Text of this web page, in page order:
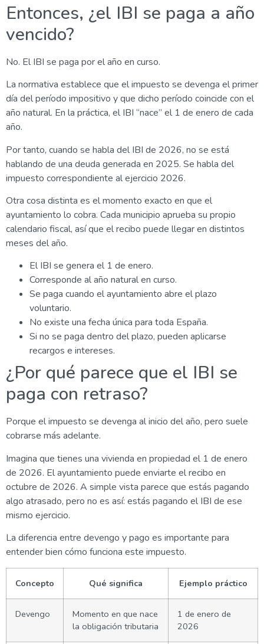
Entonces, ¿el IBI se paga a año
vencido?
No. El IBI se paga por el año en curso.
La normativa establece que el impuesto se devenga el primer
día del período impositivo y que dicho período coincide con el
año natural. En la práctica, el IBI “nace” el 1 de enero de cada
año.
Por tanto, cuando se habla del IBI de 2026, no se está
hablando de una deuda generada en 2025. Se habla del
impuesto correspondiente al ejercicio 2026.
Otra cosa distinta es el momento exacto en que el
ayuntamiento lo cobra. Cada municipio aprueba su propio
calendario fiscal, así que el recibo puede llegar en distintos
meses del año.
El IBI se genera el 1 de enero.
Corresponde al año natural en curso.
Se paga cuando el ayuntamiento abre el plazo
voluntario.
No existe una fecha única para toda España.
Si no se paga dentro del plazo, pueden aplicarse
recargos e intereses.
¿Por qué parece que el IBI se
paga con retraso?
Porque el impuesto se devenga al inicio del año, pero suele
cobrarse más adelante.
Imagina que tienes una vivienda en propiedad el 1 de enero
de 2026. El ayuntamiento puede enviarte el recibo en
octubre de 2026. A simple vista parece que estás pagando
algo atrasado, pero no es así: estás pagando el IBI de ese
mismo ejercicio.
La diferencia entre devengo y pago es importante para
entender bien cómo funciona este impuesto.
Concepto Qué significa Ejemplo práctico
Devengo
Momento en que nace
la obligación tributaria
1 de enero de
2026